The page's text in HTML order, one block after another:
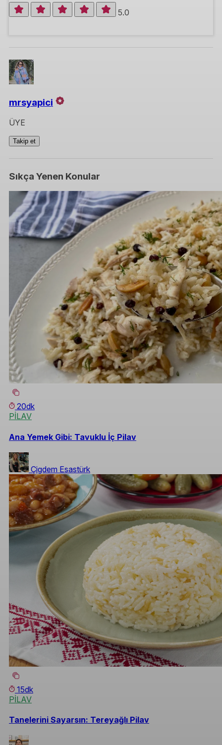
5.0
mrsyapici
ÜYE
Takip et
Sıkça Yenen Konular
20dk
PİLAV
Ana Yemek Gibi: Tavuklu İç Pilav
Çigdem Esastürk
15dk
PİLAV
Tanelerini Sayarsın: Tereyağlı Pilav